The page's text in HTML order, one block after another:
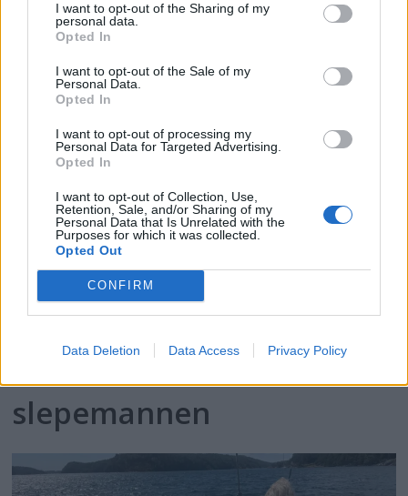
I want to opt-out of the Sharing of my
personal data.
Opted In
I want to opt-out of the Sale of my
Personal Data.
Opted In
I want to opt-out of processing my
Personal Data for Targeted Advertising.
Opted In
I want to opt-out of Collection, Use,
Retention, Sale, and/or Sharing of my
Personal Data that Is Unrelated with the
Purposes for which it was collected.
Opted Out
CONFIRM
Data Deletion Data Access Privacy Policy
Ny tøffing fra Brig til
Båter i sjøen
PLUS
Siste havn for
slepemannen